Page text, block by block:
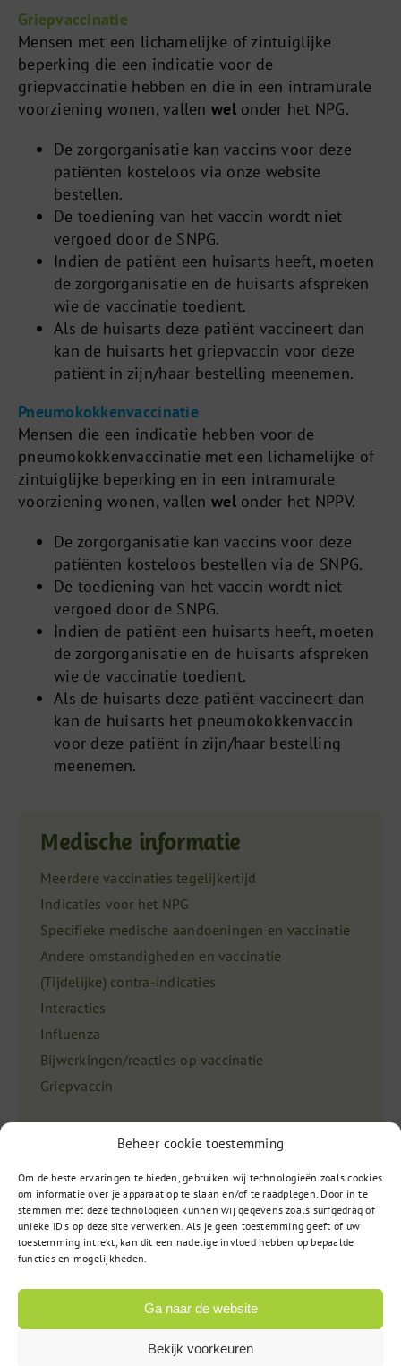
Beheer cookie toestemming
Om de beste ervaringen te bieden, gebruiken wij technologieën zoals cookies
om informatie over je apparaat op te slaan en/of te raadplegen. Door in te
stemmen met deze technologieën kunnen wij gegevens zoals surfgedrag of
unieke ID's op deze site verwerken. Als je geen toestemming geeft of uw
toestemming intrekt, kan dit een nadelige invloed hebben op bepaalde
functies en mogelijkheden.
Ga naar de website
Bekijk voorkeuren
Griepvaccinatie
Mensen met een lichamelijke of zintuiglijke
beperking die een indicatie voor de
griepvaccinatie hebben en die in een intramurale
voorziening wonen, vallenwelonder het NPG.
De zorgorganisatie kan vaccins voor deze
patiënten kosteloos via onze website
bestellen.
De toediening van het vaccin wordt niet
vergoed door de SNPG.
Indien de patiënt een huisarts heeft, moeten
de zorgorganisatie en de huisarts afspreken
wie de vaccinatie toedient.
Als de huisarts deze patiënt vaccineert dan
kan de huisarts het griepvaccin voor deze
patiënt in zijn/haar bestelling meenemen.
Pneumokokkenvaccinatie
Mensen die een indicatie hebben voor de
pneumokokkenvaccinatie met een lichamelijke of
zintuiglijke beperking en in een intramurale
voorziening wonen, vallenwel onder het NPPV.
De zorgorganisatie kan vaccins voor deze
patiënten kosteloos bestellen via de SNPG.
De toediening van het vaccin wordt niet
vergoed door de SNPG.
Indien de patiënt een huisarts heeft, moeten
de zorgorganisatie en de huisarts afspreken
wie de vaccinatie toedient.
Als de huisarts deze patiënt vaccineert dan
kan de huisarts het pneumokokkenvaccin
voor deze patiënt in zijn/haar bestelling
meenemen.
Medische informatie
Meerdere vaccinaties tegelijkertijd
Indicaties voor het NPG
Specifieke medische aandoeningen en vaccinatie
Andere omstandigheden en vaccinatie
(Tijdelijke) contra-indicaties
Interacties
Influenza
Bijwerkingen/reacties op vaccinatie
Griepvaccin
Vragen?
085 – 02 98 705